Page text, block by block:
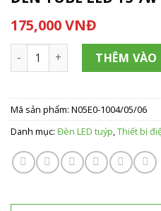
175,000VNĐ
ĐÈN TUBE LED T5 7w số lượng
THÊM VÀO
Mã sản phẩm: N05E0-1004/05/06
Danh mục: Đèn LED tuýp,Thiết bị